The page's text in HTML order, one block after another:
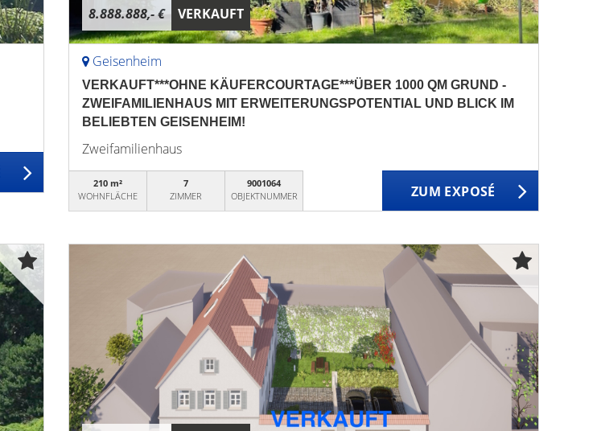
8.888.888,- € VERKAUFT
Geisenheim
VERKAUFT***OHNE KÄUFERCOURTAGE***ÜBER 1000 QM GRUND -
ZWEIFAMILIENHAUS MIT ERWEITERUNGSPOTENTIAL UND BLICK IM
BELIEBTEN GEISENHEIM!
Zweifamilienhaus
210 m²
WOHNFLÄCHE
7
ZIMMER
9001064
OBJEKTNUMMER
ZUM EXPOSÉ